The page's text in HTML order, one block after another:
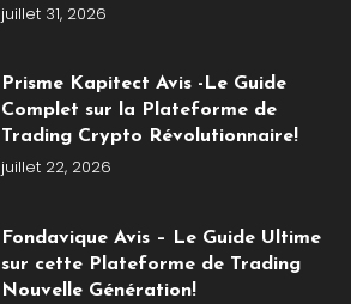
juillet 31, 2026
Prisme Kapitect Avis -Le Guide
Complet sur la Plateforme de
Trading Crypto Révolutionnaire!
juillet 22, 2026
Fondavique Avis – Le Guide Ultime
sur cette Plateforme de Trading
Nouvelle Génération!